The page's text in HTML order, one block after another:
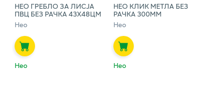
НЕО ГРЕБЛО ЗА ЛИСЈА
ПВЦ БЕЗ РАЧКА 43Х48ЦМ
Нео
Нео
НЕО КЛИК МЕТЛА БЕЗ
РАЧКА 300ММ
Нео
Нео